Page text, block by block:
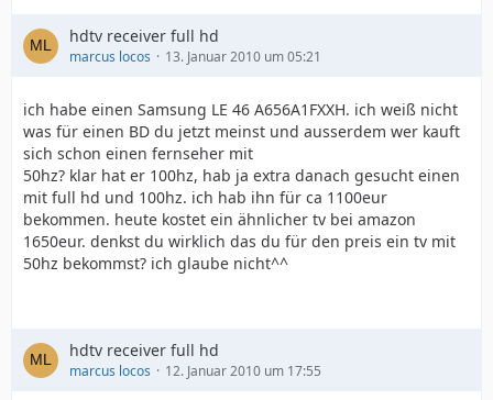
hdtv receiver full hd
marcus locos 13. Januar 2010 um 05:21
ich habe einen Samsung LE 46 A656A1FXXH. ich weiß nicht
was für einen BD du jetzt meinst und ausserdem wer kauft
sich schon einen fernseher mit
50hz? klar hat er 100hz, hab ja extra danach gesucht einen
mit full hd und 100hz. ich hab ihn für ca 1100eur
bekommen. heute kostet ein ähnlicher tv bei amazon
1650eur. denkst du wirklich das du für den preis ein tv mit
50hz bekommst? ich glaube nicht^^
hdtv receiver full hd
marcus locos 12. Januar 2010 um 17:55